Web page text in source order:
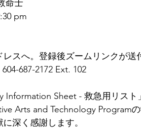
救命士
pm
スへ。登録後ズームリンクが送
604-687-2172 Ext. 102
Sheet - 救急用リスト
Arts and Technology Program
深く感謝します。